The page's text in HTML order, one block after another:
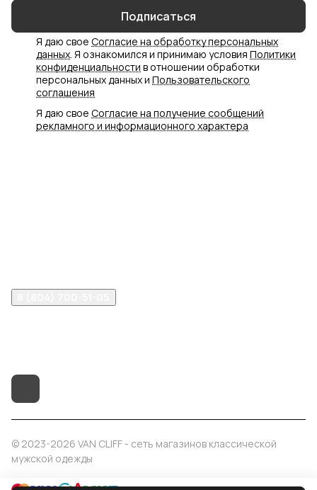
Подписаться
Я даю свое Согласие на обработку персональных
данных. Я ознакомился и принимаю условия Политики
конфиденциальности в отношении обработки
персональных данных и Пользовательского
соглашения
Я даю свое Согласие на получение сообщений
рекламного и информационного характера
© 2023-2026 VAN CLIFF - сеть магазинов классической
мужской одежды